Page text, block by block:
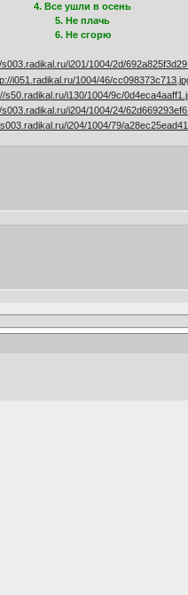
4. Все ушли в осень
5. Не плачь
6. Не сгорю